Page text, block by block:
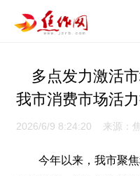
多点发力激活
我市消费市场活
2026/6/9 8:24:20 来源：
今年以来，我市聚焦